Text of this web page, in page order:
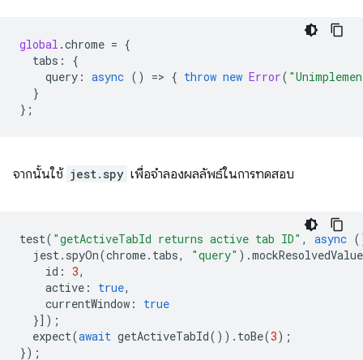
global .chrome = {
tabs :
{
query : async () => { throw new Error(
}
};
จากนั้นใช้ jest.spy เพื่อจำลองผลลัพธ์ในการทดสอบ
test( "getActiveTabId returns active tab ID" , async
jest. spyOn(chrome. tabs, "query" ).mockResolvedValue
id : 3,
active : true,
currentWindow :
true
}]);
expect(await getActiveTabId()). toBe(3);
});